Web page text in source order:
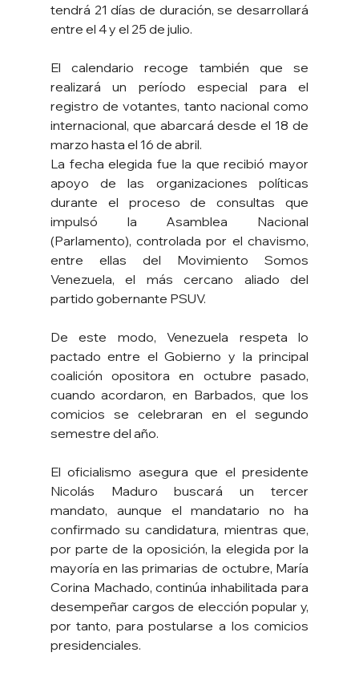
tendrá 21 días de duración, se desarrollará
entre el 4 y el 25 de julio.
El calendario recoge también que se
realizará un período especial para el
registro de votantes, tanto nacional como
internacional, que abarcará desde el 18 de
marzo hasta el 16 de abril.
La fecha elegida fue la que recibió mayor
apoyo de las organizaciones políticas
durante el proceso de consultas que
impulsó la Asamblea Nacional
(Parlamento), controlada por el chavismo,
entre ellas del Movimiento Somos
Venezuela, el más cercano aliado del
partido gobernante PSUV.
De este modo, Venezuela respeta lo
pactado entre el Gobierno y la principal
coalición opositora en octubre pasado,
cuando acordaron, en Barbados, que los
comicios se celebraran en el segundo
semestre del año.
El oficialismo asegura que el presidente
Nicolás Maduro buscará un tercer
mandato, aunque el mandatario no ha
confirmado su candidatura, mientras que,
por parte de la oposición, la elegida por la
mayoría en las primarias de octubre, María
Corina Machado, continúa inhabilitada para
desempeñar cargos de elección popular y,
por tanto, para postularse a los comicios
presidenciales.